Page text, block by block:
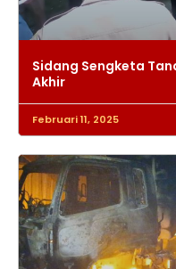
Sidang Sengketa
Akhir
Februari 11, 2025